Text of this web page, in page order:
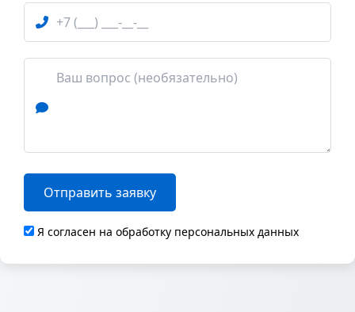
Отправить заявку
Я согласен на обработку персональных данных